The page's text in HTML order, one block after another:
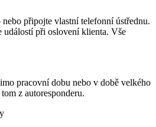
připojte vlastní telefonní ústřednu.
událostí při oslovení klienta. Vše
pracovní dobu nebo v době velkého
z autoresponderu.